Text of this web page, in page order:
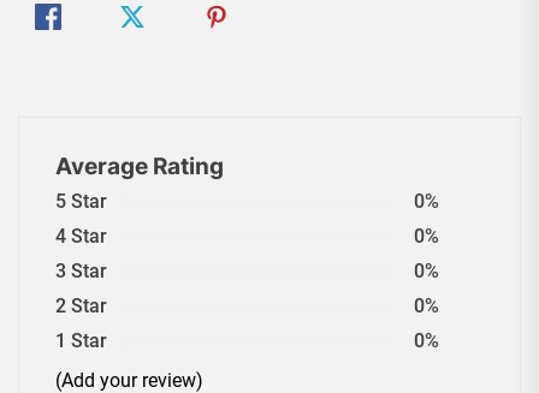
Average Rating
5 Star
0%
4 Star
0%
3 Star
0%
2 Star
0%
1 Star
0%
(Add your review)